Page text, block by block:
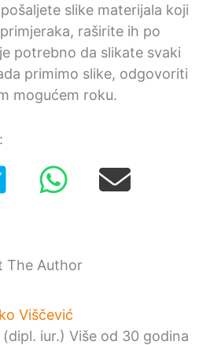
slike materijala koji
raširite ih po
potrebno da slikate svaki
primimo slike, odgovoriti
mogućem roku.
The Author
Viščević
iur.) Više od 30 godina